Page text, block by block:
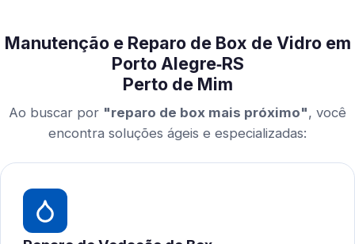
Manutenção e Reparo de Box de Vidro em
Porto Alegre‑RS
Perto de Mim
Ao buscar por "reparo de box mais próximo", você
encontra soluções ágeis e especializadas: